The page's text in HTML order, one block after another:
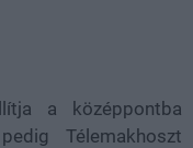
a középpontba
Télemakhoszt